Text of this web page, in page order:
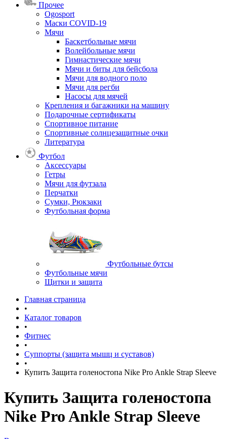
Прочее
Ogosport
Маски COVID-19
Мячи
Баскетбольные мячи
Волейбольные мячи
Гимнастические мячи
Мячи и биты для бейсбола
Мячи для водного поло
Мячи для регби
Насосы для мячей
Крепления и багажники на машину
Подарочные сертификаты
Спортивное питание
Спортивные солнцезащитные очки
Литература
Футбол
Аксессуары
Гетры
Мячи для футзала
Перчатки
Сумки, Рюкзаки
Футбольная форма
Футбольные бутсы
Футбольные мячи
Щитки и защита
Главная страница
•
Каталог товаров
•
Фитнес
•
Суппорты (защита мышц и суставов)
•
Купить Защита голеностопа Nike Pro Ankle Strap Sleeve
Купить Защита голеностопа
Nike Pro Ankle Strap Sleeve